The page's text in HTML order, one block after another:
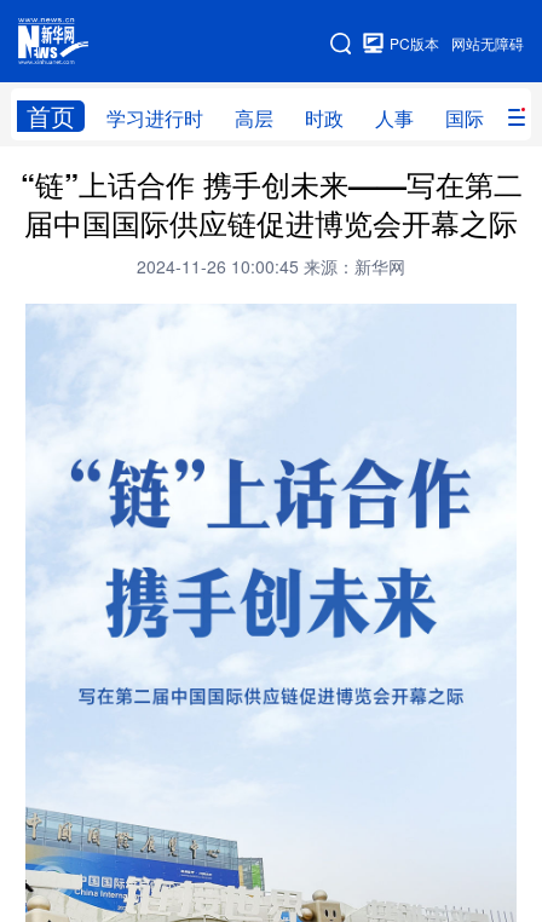
网站无障碍
PC版本
首页 学习进行时 高层 时政 人事 国际 财
网站地图
学习进行时 高层 时政 人事
国际 财经 网评 港澳
全球连线
法律 中央文件 金融 汽车
人居 信息化 数字经济
学术中国 乡村振兴 银龄 溯源中国
旅游 能源
彩票 娱乐 时尚 悦读
地方频道
“链”上话合作 携手创未来——写在第二
届中国国际供应链促进博览会开幕之际
2024-11-26 10:00:45 来源：新华网